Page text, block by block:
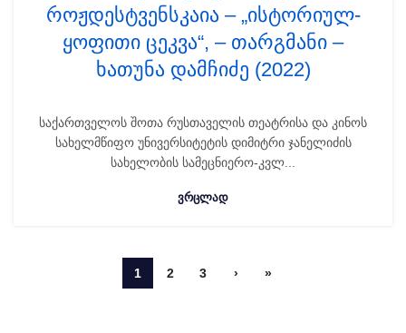
როჟდესტვენსკაია – „ისტორიულ-
ყოფითი ცეკვა“, – თარგმანი –
ხათუნა დამჩიძე (2022)
საქართველოს შოთა რუსთაველის თეატრისა და კინოს
სახელმწიფო უნივერსიტეტის დიმიტრი ჯანელიძის
სახელობის სამეცნიერო-კვლ...
ᲕᲠᲪᲚᲐᲓ
1 2 3 › »